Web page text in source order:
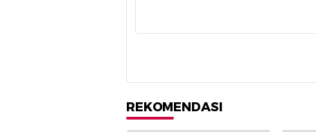
REKOMENDASI